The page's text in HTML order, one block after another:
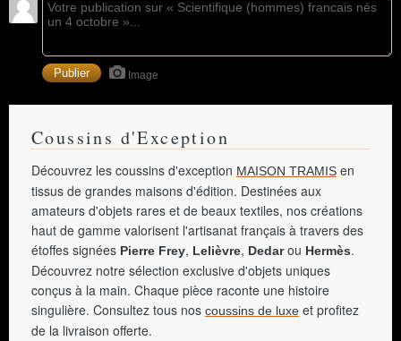
Image
Coussins d'Exception
Découvrez les coussins d'exception MAISON TRAMIS en
tissus de grandes maisons d'édition. Destinées aux
amateurs d'objets rares et de beaux textiles, nos créations
haut de gamme valorisent l'artisanat français à travers des
étoffes signées Pierre Frey, Lelièvre, Dedarou Hermès.
Découvrez notre sélection exclusive d'objets uniques
conçus à la main. Chaque pièce raconte une histoire
singulière. Consultez tous nos coussins de luxe et profitez
de la livraison offerte.